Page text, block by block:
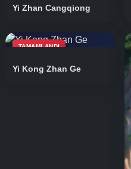
Yi Zhan Cangqiong
TAMAMLANDI
Yi Kong Zhan Ge